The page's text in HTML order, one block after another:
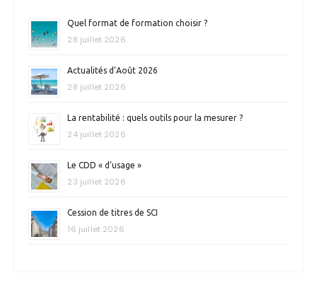
Quel format de formation choisir ?
28 juillet 2026
Actualités d’Août 2026
28 juillet 2026
La rentabilité : quels outils pour la mesurer ?
24 juillet 2026
Le CDD « d’usage »
23 juillet 2026
Cession de titres de SCI
16 juillet 2026